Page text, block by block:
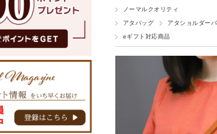
ノーマルクオリティ
アタバッグ アタショルダー
eギフト対応商品